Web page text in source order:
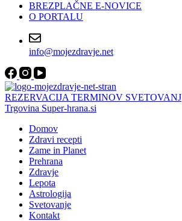
BREZPLAČNE E-NOVICE
O PORTALU
info@mojezdravje.net
REZERVACIJA TERMINOV SVETOVANJ
Trgovina Super-hrana.si
Domov
Zdravi recepti
Zame in Planet
Prehrana
Zdravje
Lepota
Astrologija
Svetovanje
Kontakt